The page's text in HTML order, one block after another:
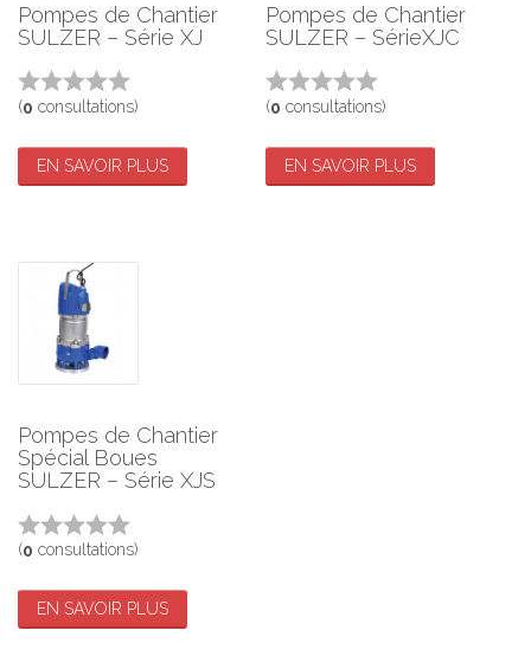
Pompes de Chantier
SULZER – Série XJ
(0 consultations)
EN SAVOIR PLUS
Pompes de Chantier
SULZER – SérieXJC
(0 consultations)
EN SAVOIR PLUS
Pompes de Chantier
Spécial Boues
SULZER – Série XJS
(0 consultations)
EN SAVOIR PLUS